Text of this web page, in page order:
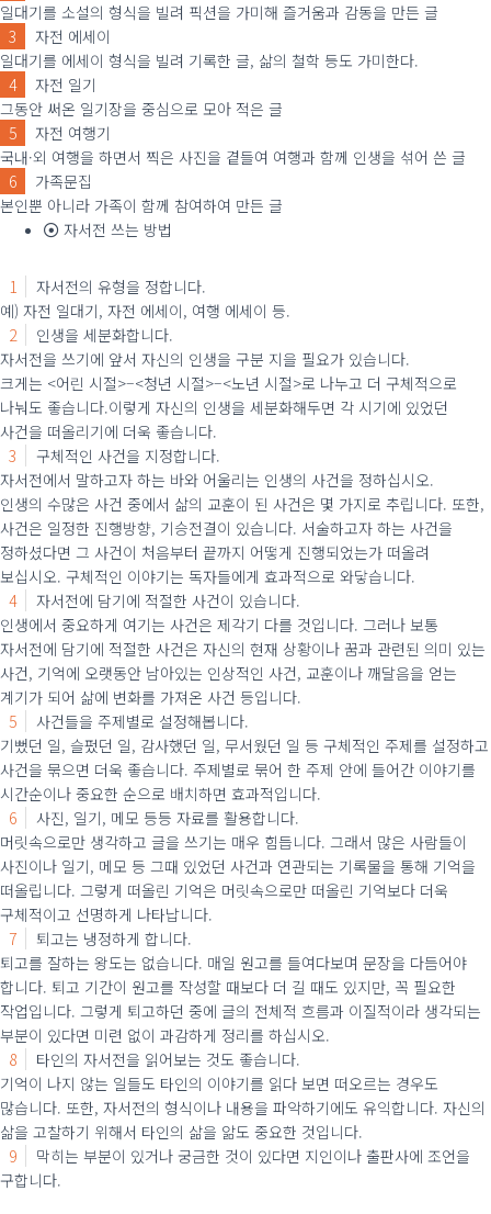
일대기를 소설의 형식을 빌려 픽션을 가미해 즐거움과 감동을 만든 글
3
자전 에세이
일대기를 에세이 형식을 빌려 기록한 글, 삶의 철학 등도 가미한다.
4
자전 일기
그동안 써온 일기장을 중심으로 모아 적은 글
5
자전 여행기
국내·외 여행을 하면서 찍은 사진을 곁들여 여행과 함께 인생을 섞어 쓴 글
6
가족문집
본인뿐 아니라 가족이 함께 참여하여 만든 글
자서전 쓰는 방법
1
자서전의 유형을 정합니다.
예) 자전 일대기, 자전 에세이, 여행 에세이 등.
2
인생을 세분화합니다.
자서전을 쓰기에 앞서 자신의 인생을 구분 지을 필요가 있습니다.
크게는 <어린 시절>–<청년 시절>–<노년 시절>로 나누고 더 구체적으로
나눠도 좋습니다.이렇게 자신의 인생을 세분화해두면 각 시기에 있었던
사건을 떠올리기에 더욱 좋습니다.
3
구체적인 사건을 지정합니다.
자서전에서 말하고자 하는 바와 어울리는 인생의 사건을 정하십시오.
인생의 수많은 사건 중에서 삶의 교훈이 된 사건은 몇 가지로 추립니다. 또한,
사건은 일정한 진행방향, 기승전결이 있습니다. 서술하고자 하는 사건을
정하셨다면 그 사건이 처음부터 끝까지 어떻게 진행되었는가 떠올려
보십시오. 구체적인 이야기는 독자들에게 효과적으로 와닿습니다.
4
자서전에 담기에 적절한 사건이 있습니다.
인생에서 중요하게 여기는 사건은 제각기 다를 것입니다. 그러나 보통
자서전에 담기에 적절한 사건은 자신의 현재 상황이나 꿈과 관련된 의미 있는
사건, 기억에 오랫동안 남아있는 인상적인 사건, 교훈이나 깨달음을 얻는
계기가 되어 삶에 변화를 가져온 사건 등입니다.
5
사건들을 주제별로 설정해봅니다.
기뻤던 일, 슬펐던 일, 감사했던 일, 무서웠던 일 등 구체적인 주제를 설정하고
사건을 묶으면 더욱 좋습니다. 주제별로 묶어 한 주제 안에 들어간 이야기를
시간순이나 중요한 순으로 배치하면 효과적입니다.
6
사진, 일기, 메모 등등 자료를 활용합니다.
머릿속으로만 생각하고 글을 쓰기는 매우 힘듭니다. 그래서 많은 사람들이
사진이나 일기, 메모 등 그때 있었던 사건과 연관되는 기록물을 통해 기억을
떠올립니다. 그렇게 떠올린 기억은 머릿속으로만 떠올린 기억보다 더욱
구체적이고 선명하게 나타납니다.
7
퇴고는 냉정하게 합니다.
퇴고를 잘하는 왕도는 없습니다. 매일 원고를 들여다보며 문장을 다듬어야
합니다. 퇴고 기간이 원고를 작성할 때보다 더 길 때도 있지만, 꼭 필요한
작업입니다. 그렇게 퇴고하던 중에 글의 전체적 흐름과 이질적이라 생각되는
부분이 있다면 미련 없이 과감하게 정리를 하십시오.
8
타인의 자서전을 읽어보는 것도 좋습니다.
기억이 나지 않는 일들도 타인의 이야기를 읽다 보면 떠오르는 경우도
많습니다. 또한, 자서전의 형식이나 내용을 파악하기에도 유익합니다. 자신의
삶을 고찰하기 위해서 타인의 삶을 앎도 중요한 것입니다.
9
막히는 부분이 있거나 궁금한 것이 있다면 지인이나 출판사에 조언을
구합니다.